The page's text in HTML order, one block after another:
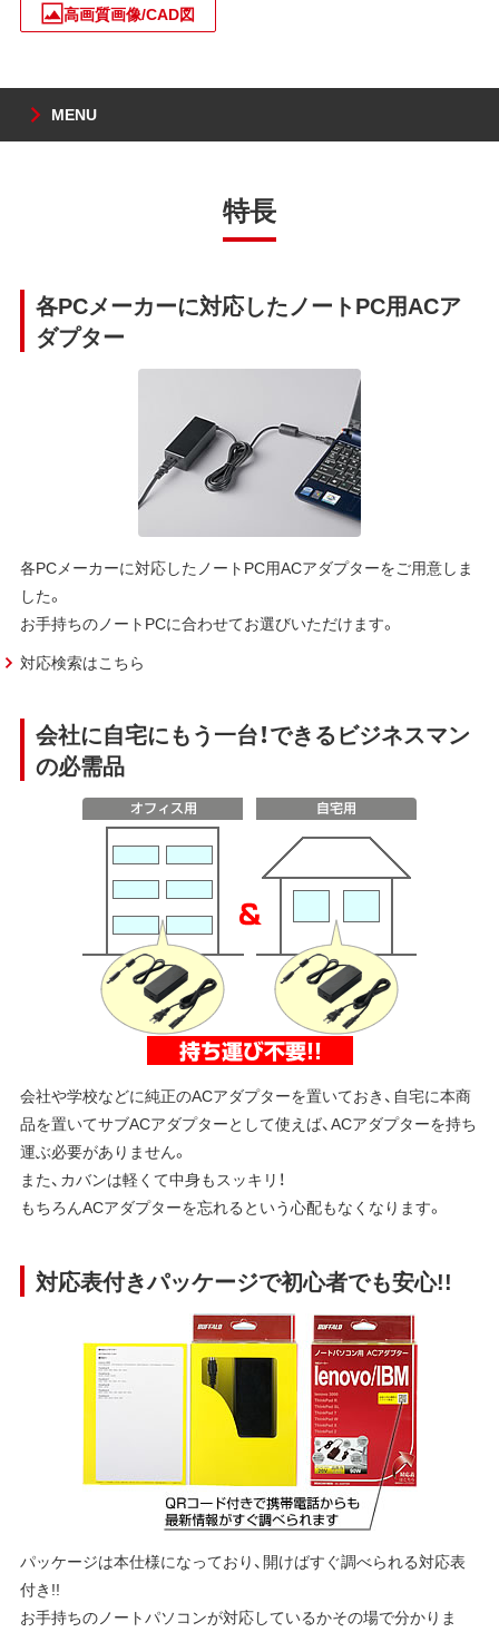
高画質画像/CAD図
MENU
特長
各PCメーカーに対応したノートPC用ACア
ダプター
各PCメーカーに対応したノートPC用ACアダプターをご用意しま
した。
お手持ちのノートPCに合わせてお選びいただけます。
対応検索はこちら
会社に自宅にもう一台！できるビジネスマン
の必需品
会社や学校などに純正のACアダプターを置いておき、自宅に本商
品を置いてサブACアダプターとして使えば、ACアダプターを持ち
運ぶ必要がありません。
また、カバンは軽くて中身もスッキリ！
もちろんACアダプターを忘れるという心配もなくなります。
対応表付きパッケージで初心者でも安心!!
パッケージは本仕様になっており、開けばすぐ調べられる対応表
付き!!
お手持ちのノートパソコンが対応しているかその場で分かりま